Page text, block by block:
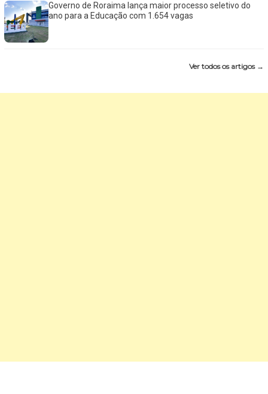
Governo de Roraima lança maior processo seletivo do
ano para a Educação com 1.654 vagas
Ver todos os artigos →